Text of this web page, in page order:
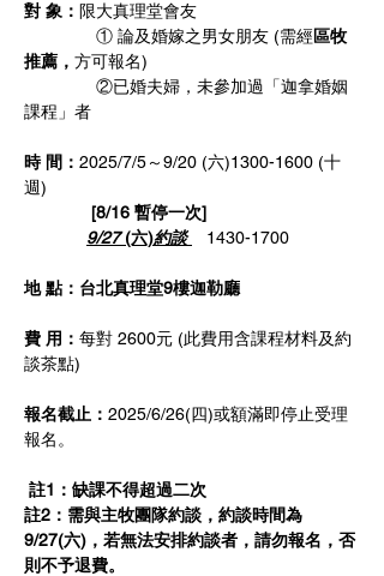
對 象： 限大真理堂會友
               ① 論及婚嫁之男女朋友 (需經
區牧
推薦， 方可報名)
②已婚夫婦，未參加過「迦拿婚姻
課程」者
時 間： 2025/7/5～9/20 (六)1300-1600 (十
週)
              [8/16 暫停一次]
9/27 (六)約談 1430-1700
地 點：台北真理堂9樓迦勒廳
費 用： 每對 2600元 (此費用含課程材料及約
談茶點)
報名截止： 2025/6/26(四)或額滿即停止受理
報名。
註1：缺課不得超過二次
註2：需與主牧團隊約談，約談時間為
9/27(六)，若無法安排約談者，請勿報名，否
則不予退費。